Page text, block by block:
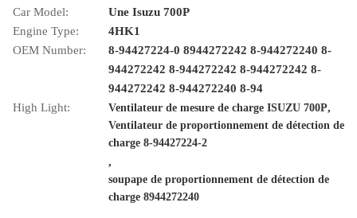
Car Model:
Une Isuzu 700P
Engine Type:
4HK1
OEM Number:
8-94427224-0 8944272242 8-944272240 8-
944272242 8-944272242 8-944272242 8-
944272242 8-944272240 8-94
High Light:
Ventilateur de mesure de charge ISUZU 700P,
Ventilateur de proportionnement de détection de
charge 8-94427224-2
,
soupape de proportionnement de détection de
charge 8944272240